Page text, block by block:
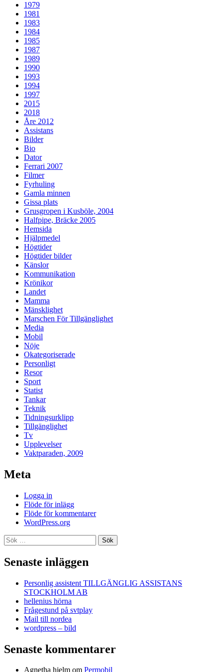
1979
1981
1983
1984
1985
1987
1989
1990
1993
1994
1997
2015
2018
Åre 2012
Assistans
Bilder
Bio
Dator
Ferrari 2007
Filmer
Fyrhuling
Gamla minnen
Gissa plats
Grusgropen i Kusböle, 2004
Halfpipe, Bräcke 2005
Hemsida
Hjälpmedel
Högtider
Högtider bilder
Känslor
Kommunikation
Krönikor
Landet
Mamma
Mänsklighet
Marschen För Tillgänglighet
Media
Mobil
Nöje
Okategoriserade
Personligt
Resor
Sport
Statist
Tankar
Teknik
Tidningsurklipp
Tillgänglighet
Tv
Upplevelser
Vaktparaden, 2009
Meta
Logga in
Flöde för inlägg
Flöde för kommentarer
WordPress.org
Sök
efter:
Senaste inläggen
Personlig assistent TILLGÄNGLIG ASSISTANS
STOCKHOLM AB
hellenius hörna
Frågestund på svtplay
Mail till nordea
wordpress – bild
Senaste kommentarer
Agnetha hjelm om Permobil